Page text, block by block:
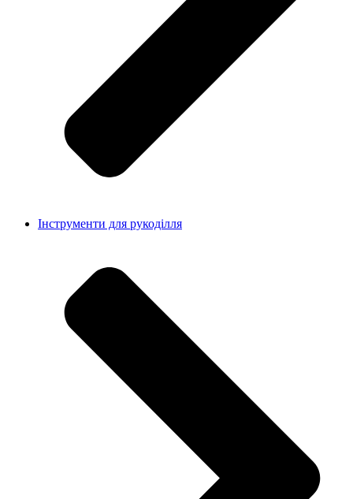
Інструменти для рукоділля